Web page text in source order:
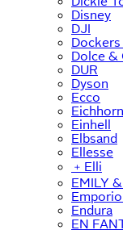
Disney
DJI
Dockers
Dolce &
DUR
Dyson
Ecco
Eichhorn
Einhell
Elbsand
Ellesse
﹢ Elli
EMILY
Endura
EN